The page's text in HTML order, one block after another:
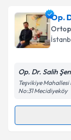
takvim
E-posta
Metni
Op.
Op. Dr. Salih
Teşvikiye Mahallesi
No:31 Mecidiyeköy